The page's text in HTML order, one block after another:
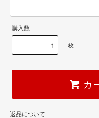
購入数
枚
カ
返品について